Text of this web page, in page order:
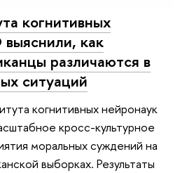
когнитивных
как
различаются в
ситуаций
когнитивных нейронаук
кросс-культурное
моральных суждений на
выборках. Результаты